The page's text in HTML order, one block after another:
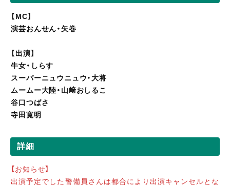
【MC】
演芸おんせん・矢巻
【出演】
牛女・しらす
スーパーニュウニュウ・大将
ムームー大陸・山﨑おしるこ
谷口つばさ
寺田寛明
詳細
【お知らせ】
出演予定でした警備員さんは都合により出演キャンセルとな